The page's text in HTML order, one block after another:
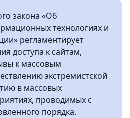
закона «Об
технологиях и
регламентирует
доступа к сайтам,
к массовым
экстремистской
в массовых
проводимых с
порядка.